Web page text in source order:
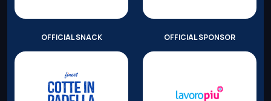
OFFICIAL SNACK OFFICIAL SPONSOR